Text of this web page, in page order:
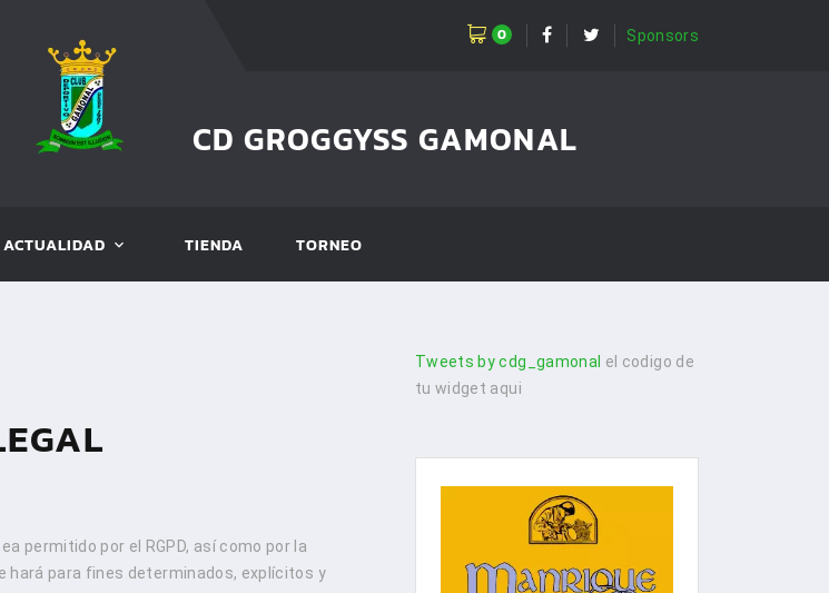
0 Sponsors
CD GROGGYSS GAMONAL
ACTUALIDAD TIENDA TORNEO
permitido por el RGPD, así como por la
hará para fines determinados, explícitos y
Tweets by cdg_gamonal el codigo de
tu widget aqui